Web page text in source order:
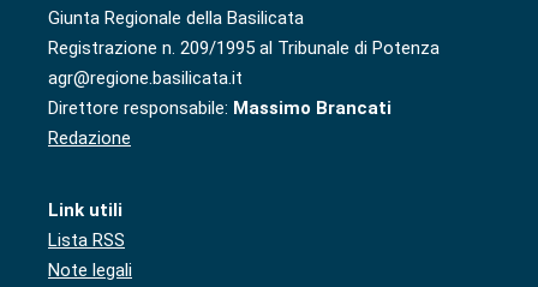
Giunta Regionale della Basilicata
Registrazione n. 209/1995 al Tribunale di Potenza
agr@regione.basilicata.it
Direttore responsabile: Massimo Brancati
Redazione
Link utili
Lista RSS
Note legali